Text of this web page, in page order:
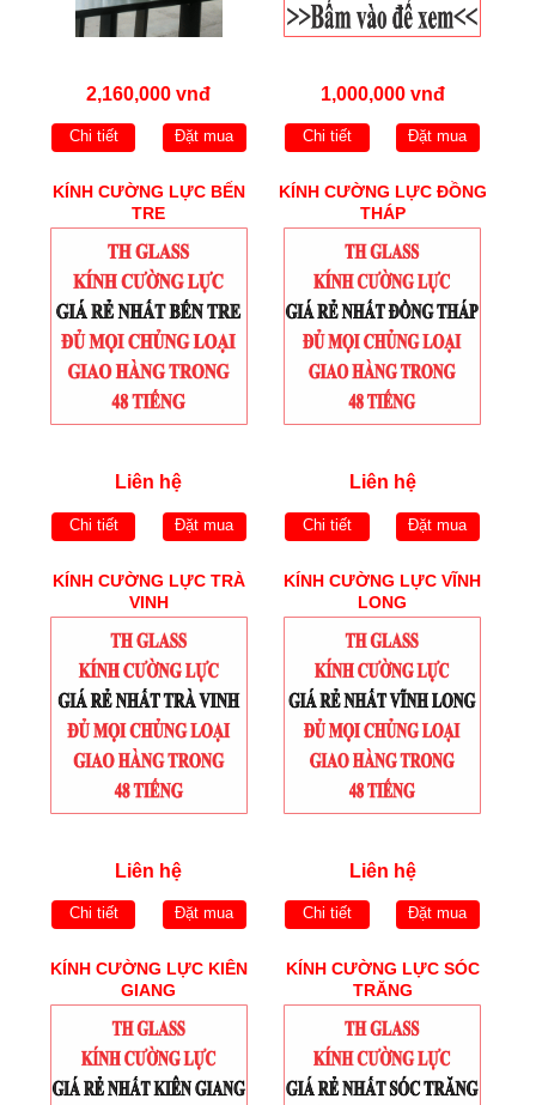
2,160,000 vnđ
Chi tiết Đặt mua
1,000,000 vnđ
Chi tiết Đặt mua
KÍNH CƯỜNG LỰC BẾN
TRE
Liên hệ
Chi tiết Đặt mua
KÍNH CƯỜNG LỰC ĐỒNG
THÁP
Liên hệ
Chi tiết Đặt mua
KÍNH CƯỜNG LỰC TRÀ
VINH
Liên hệ
Chi tiết Đặt mua
KÍNH CƯỜNG LỰC VĨNH
LONG
Liên hệ
Chi tiết Đặt mua
KÍNH CƯỜNG LỰC KIÊN
GIANG
KÍNH CƯỜNG LỰC SÓC
TRĂNG